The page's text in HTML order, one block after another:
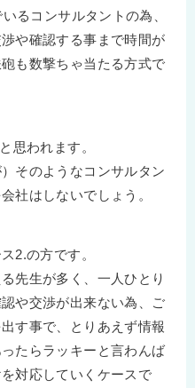
るコンサルタントの為、
や確認する事まで時間が
も数撃ちゃ当たる方式で
思われます。
そのようなコンサルタン
社はしないでしょう。
2.の方です。
先生が多く、一人ひとり
や交渉が出来ない為、ご
す事で、とりあえず情報
たらラッキーと言わんば
対応していくケースで